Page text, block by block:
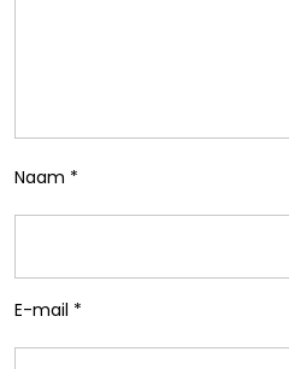
Naam *
E-mail *